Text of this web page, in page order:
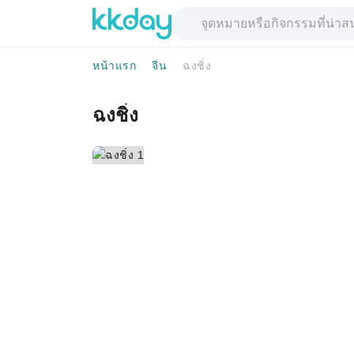
หน้าแรก จีน ฉงชิ่ง
ฉงชิ่ง